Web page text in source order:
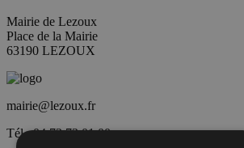
Mairie de Lezoux
Place de la Mairie
63190 LEZOUX
mairie@lezoux.fr
Tél : 04 73 73 01 00